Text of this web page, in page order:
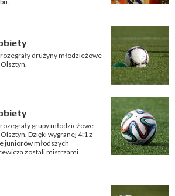
drużyny młodzieżowe
grupy młodzieżowe
Dzięki wygranej 4:1 z
juniorów młodszych
zostali mistrzami